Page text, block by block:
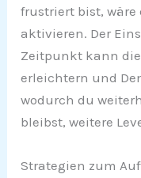
frustriert bist, wäre
aktivieren. Der
Zeitpunkt kann
erleichtern und
wodurch du
bleibst, weitere
Strategien zum